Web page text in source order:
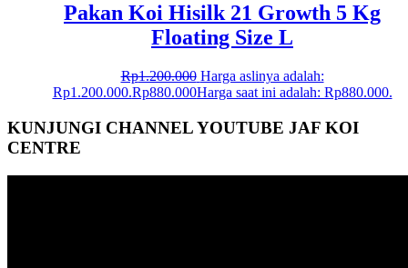
Pakan Koi Hisilk 21 Growth 5 Kg
Floating Size L
Rp1.200.000 Harga aslinya adalah:
Rp1.200.000.Rp880.000Harga saat ini adalah: Rp880.000.
KUNJUNGI CHANNEL YOUTUBE JAF KOI
CENTRE